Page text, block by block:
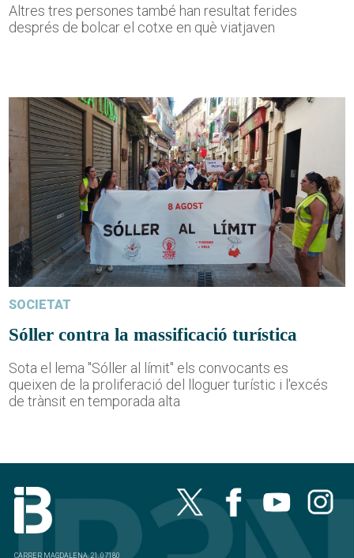
Altres tres persones també han resultat ferides
després de bolcar el cotxe en què viatjaven
SOCIETAT
Sóller contra la massificació turística
Sota el lema "Sóller al límit" els convocants es
queixen de la proliferació del lloguer turístic i l'excés
de trànsit en temporada alta
CARRER MAGDALENA, 21, 07180